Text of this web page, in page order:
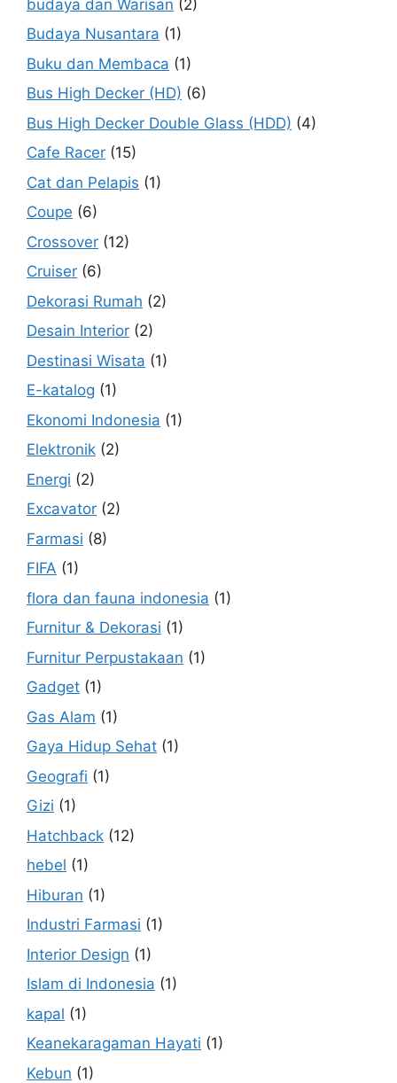
budaya dan Warisan (2)
Budaya Nusantara (1)
Buku dan Membaca (1)
Bus High Decker (HD) (6)
Bus High Decker Double Glass (HDD) (4)
Cafe Racer (15)
Cat dan Pelapis (1)
Coupe (6)
Crossover (12)
Cruiser (6)
Dekorasi Rumah (2)
Desain Interior (2)
Destinasi Wisata (1)
E-katalog (1)
Ekonomi Indonesia (1)
Elektronik (2)
Energi (2)
Excavator (2)
Farmasi (8)
FIFA (1)
flora dan fauna indonesia (1)
Furnitur & Dekorasi (1)
Furnitur Perpustakaan (1)
Gadget (1)
Gas Alam (1)
Gaya Hidup Sehat (1)
Geografi (1)
Gizi (1)
Hatchback (12)
hebel (1)
Hiburan (1)
Industri Farmasi (1)
Interior Design (1)
Islam di Indonesia (1)
kapal (1)
Keanekaragaman Hayati (1)
Kebun (1)